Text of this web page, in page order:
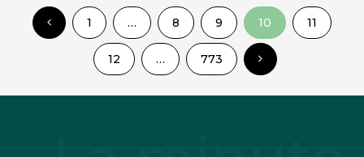
1 … 8 9 10 11
12 … 773